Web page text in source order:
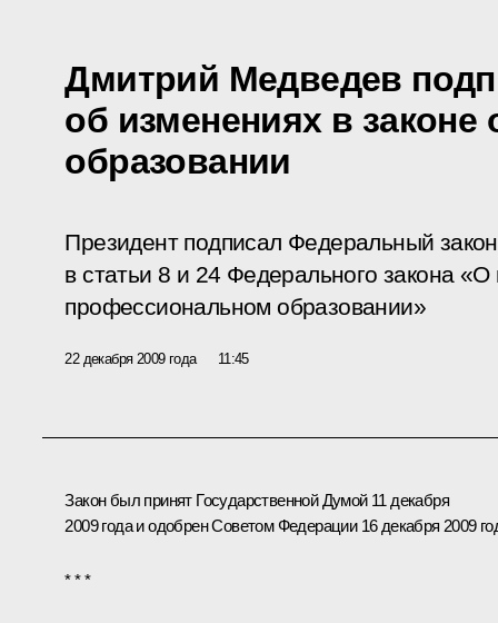
Дмитрий Медведев
об изменениях в
образовании
Президент подписал Федеральный
в статьи 8 и 24 Федерального закона
профессиональном образовании»
22 декабря 2009 года 11:45
Закон был принят Государственной Думой 11 декабря
2009 года и одобрен Советом Федерации 16 декабря 2009
* * *